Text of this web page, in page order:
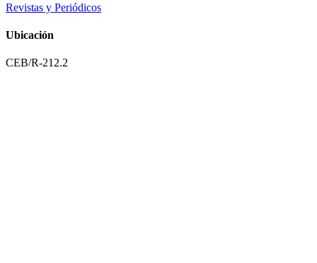
Revistas y Periódicos
Ubicación
CEB/R-212.2